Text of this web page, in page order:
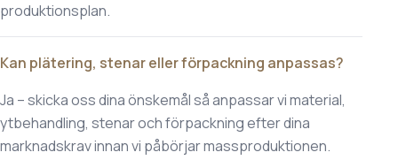
produktionsplan.
Kan plätering, stenar eller förpackning anpassas?
Ja – skicka oss dina önskemål så anpassar vi material,
ytbehandling, stenar och förpackning efter dina
marknadskrav innan vi påbörjar massproduktionen.